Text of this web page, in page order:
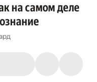
на самом деле